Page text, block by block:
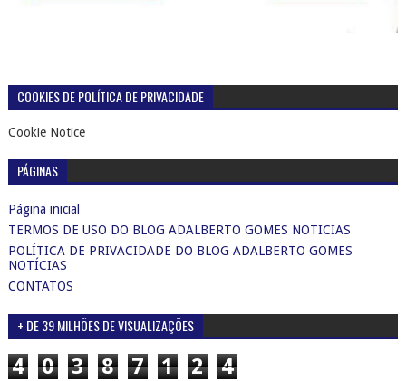
COOKIES DE POLÍTICA DE PRIVACIDADE
Cookie Notice
PÁGINAS
Página inicial
TERMOS DE USO DO BLOG ADALBERTO GOMES NOTICIAS
POLÍTICA DE PRIVACIDADE DO BLOG ADALBERTO GOMES
NOTÍCIAS
CONTATOS
+ DE 39 MILHÕES DE VISUALIZAÇÕES
4 0 3 8 7 1 2 4